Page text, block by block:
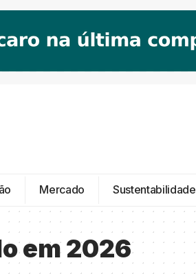
Mercado Sustentabilidade
em 2026